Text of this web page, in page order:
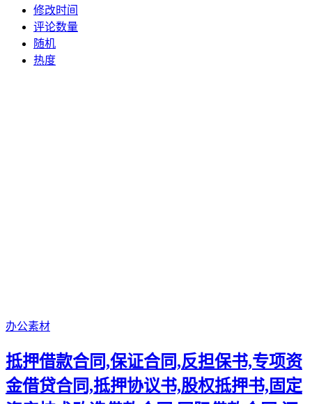
修改时间
评论数量
随机
热度
办公素材
抵押借款合同,保证合同,反担保书,专项资
金借贷合同,抵押协议书,股权抵押书,固定